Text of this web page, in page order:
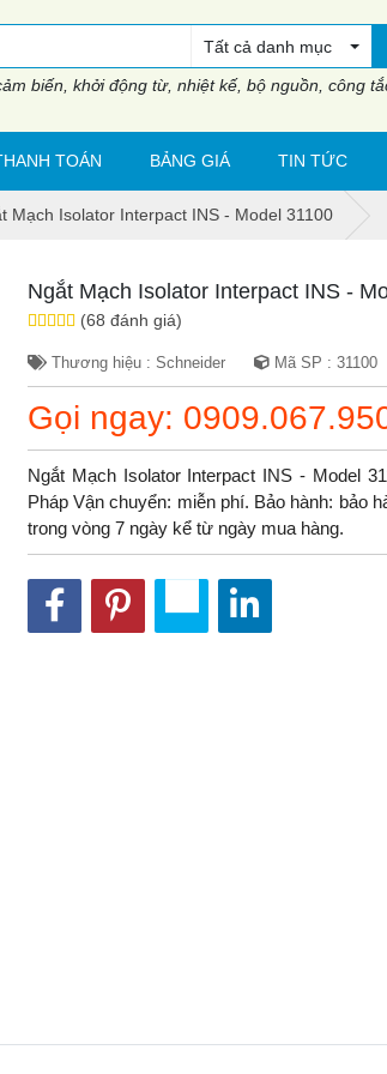
Tất cả danh mục
biến, khởi động từ, nhiệt kế, bộ nguồn, công
TOÁN BẢNG GIÁ TIN TỨC
Mạch Isolator Interpact INS - Model 31100
Ngắt Mạch Isolator Interpact INS -
(68 đánh giá)
Thương hiệu : Schneider Mã SP : 31100
Gọi ngay:
Ngắt Mạch Isolator Interpact INS - Model
Pháp Vận chuyển: miễn phí. Bảo hành: bảo
trong vòng 7 ngày kể từ ngày mua hàng.